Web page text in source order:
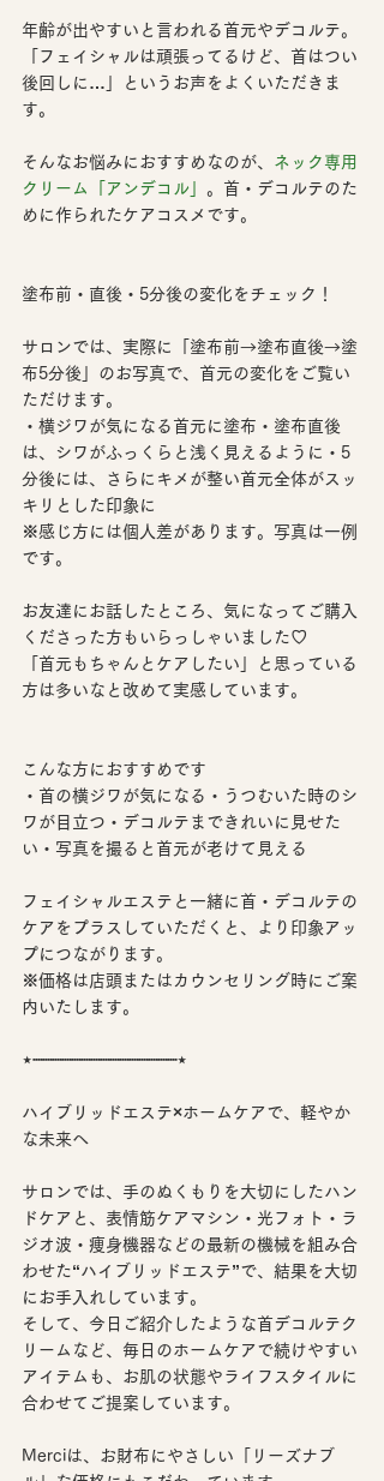
年齢が出やすいと言われる首元やデコルテ。
「フェイシャルは頑張ってるけど、首はつい
後回しに…」というお声をよくいただきま
す。
そんなお悩みにおすすめなのが、 ネック専用
クリーム「アンデコル」 。首・デコルテのた
めに作られたケアコスメです。
塗布前・直後・5分後の変化をチェック！
サロンでは、実際に「塗布前→塗布直後→塗
布5分後」のお写真で、首元の変化をご覧い
ただけます。
・横ジワが気になる首元に塗布・塗布直後
は、シワがふっくらと浅く見えるように・5
分後には、さらにキメが整い首元全体がスッ
キリとした印象に
※感じ方には個人差があります。写真は一例
です。
お友達にお話したところ、気になってご購入
くださった方もいらっしゃいました♡
「首元もちゃんとケアしたい」と思っている
方は多いなと改めて実感しています。
こんな方におすすめです
・首の横ジワが気になる・うつむいた時のシ
ワが目立つ・デコルテまできれいに見せた
い・写真を撮ると首元が老けて見える
フェイシャルエステと一緒に首・デコルテの
ケアをプラスしていただくと、より印象アッ
プにつながります。
※価格は店頭またはカウンセリング時にご案
内いたします。
⋆┈┈┈┈┈┈┈┈┈┈┈┈┈┈┈⋆
ハイブリッドエステ×ホームケアで、軽やか
な未来へ
サロンでは、手のぬくもりを大切にしたハン
ドケアと、表情筋ケアマシン・光フォト・ラ
ジオ波・痩身機器などの最新の機械を組み合
わせた“ハイブリッドエステ”で、結果を大切
にお手入れしています。
そして、今日ご紹介したような首デコルテク
リームなど、毎日のホームケアで続けやすい
アイテムも、お肌の状態やライフスタイルに
合わせてご提案しています。
Merciは、お財布にやさしい「リーズナブ